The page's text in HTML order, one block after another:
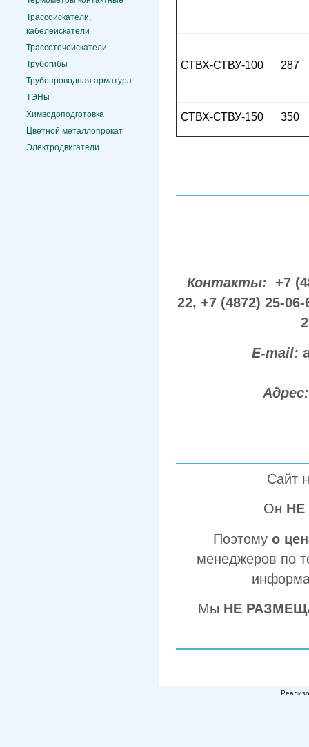
Трассоискатели,
кабелеискатели
Трассотечеискатели
Трубогибы
Трубопроводная арматура
ТЭНы
Химводоподготовка
Цветной металлопрокат
Электродвигатели
СТВХ-СТВУ-100 287
СТВХ-СТВУ-150 350
Контакты: +7
22, +7 (4872) 25-
E-mail:
Сайт
Он НЕ
Поэтому о
менеджеров по
Мы НЕ